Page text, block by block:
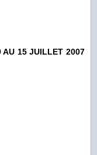
AU 15 JUILLET 2007